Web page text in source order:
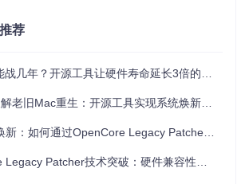
备，可继续执行后续升级流程。
破硬件限制的底层原理
件获得新系统支持
荐
几年？开源工具让硬件寿命延长3倍的秘密
老旧Mac重生：开源工具实现系统焕新全攻略
如何通过OpenCore Legacy Patcher让你的Mac重获新生？
Patcher技术突破：硬件兼容性突破实战指南